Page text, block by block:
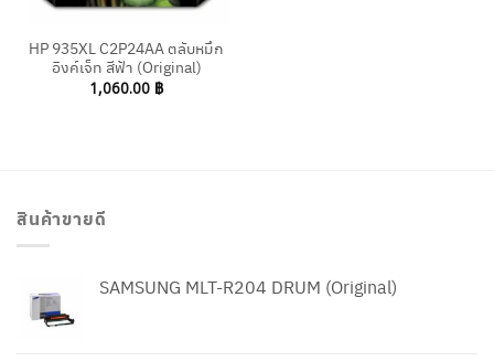
HP 935XL C2P24AA ตลับหมึก
อิงค์เจ็ท สีฟ้า (Original)
1,060.00 ฿
สินค้าขายดี
SAMSUNG MLT-R204 DRUM (Original)